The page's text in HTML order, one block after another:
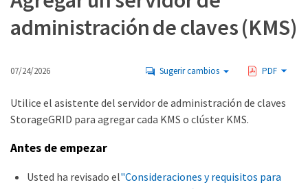
administración de claves (KMS)
07/24/2026 Sugerir cambios PDF
Utilice el asistente del servidor de administración de claves
StorageGRID para agregar cada KMS o clúster KMS.
Antes de empezar
Usted ha revisado el"Consideraciones y requisitos para